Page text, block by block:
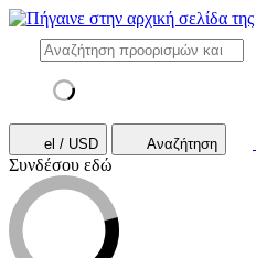
el / USD Αναζήτηση
Συνδέσου εδώ